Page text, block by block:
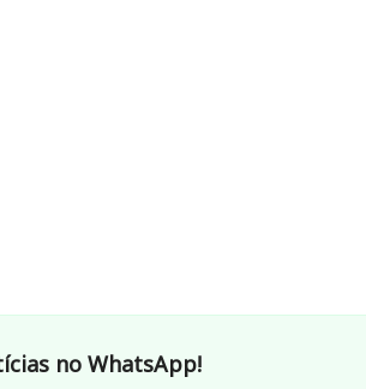
no WhatsApp!